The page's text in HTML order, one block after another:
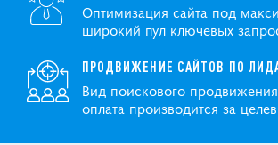
Оптимизация сайта под
широкий пул ключевых
ПРОДВИЖЕНИЕ САЙТОВ ПО
Вид поискового
оплата производится за